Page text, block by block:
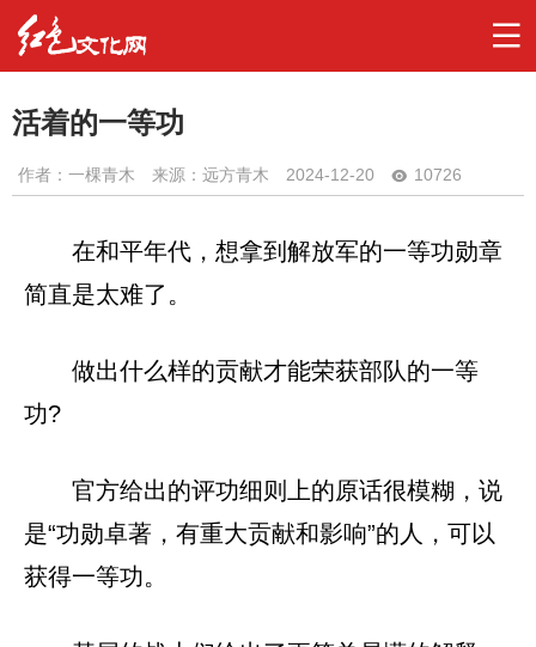
活着的一等功
作者： 一棵青木 来源：远方青木 2024-12-20 10726
在和平年代，想拿到解放军的一等功勋章
简直是太难了。
做出什么样的贡献才能荣获部队的一等
功?
官方给出的评功细则上的原话很模糊，说
是“功勋卓著，有重大贡献和影响”的人，可以
获得一等功。